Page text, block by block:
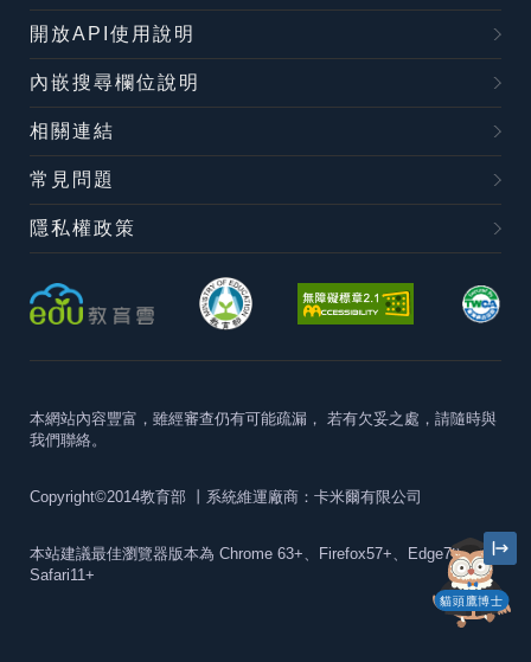
貓頭鷹博士
開放API使用說明
內嵌搜尋欄位說明
相關連結
常見問題
隱私權政策
本網站內容豐富，雖經審查仍有可能疏漏， 若有欠妥之處，請隨時與
我們聯絡。
Copyright©2014教育部 丨系統維運廠商：卡米爾有限公司
本站建議最佳瀏覽器版本為 Chrome 63+、Firefox57+、Edge79+及
Safari11+